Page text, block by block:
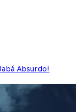
Absurdo!